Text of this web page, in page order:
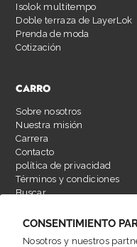
CONSENTIMIENTO
Nosotros y nuestros
Isolok multitempo
Doble terraza de LayerLok
Prenda de moda
Cotización
CARRO
Sobre nosotros
Nuestra misión
Carrera
Contacto
política de privacidad
Términos y condiciones
Buscar